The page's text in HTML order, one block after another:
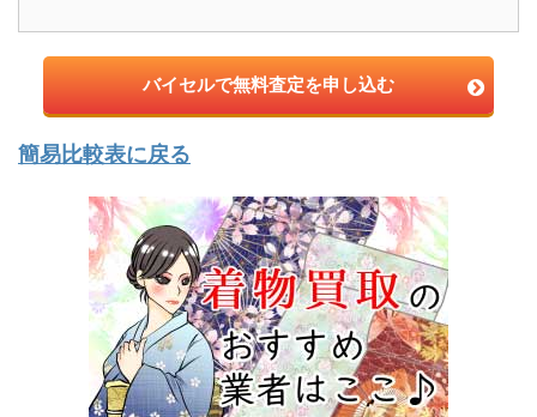
バイセルで無料査定を申し込む
簡易比較表に戻る